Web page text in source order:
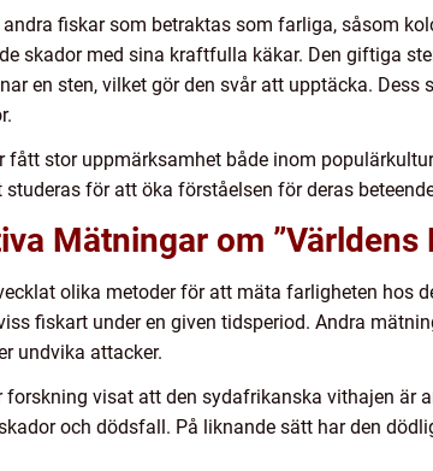
fiskar som betraktas som farliga, såsom
skador med sina kraftfulla käkar. Den giftiga
en sten, vilket gör den svår att upptäcka.
fått stor uppmärksamhet både inom
studeras för att öka förståelsen för deras
Mätningar om ”Världens
olika metoder för att mäta farligheten hos
fiskart under en given tidsperiod. Andra
undvika attacker.
forskning visat att den sydafrikanska vithajen är
och dödsfall. På liknande sätt har den